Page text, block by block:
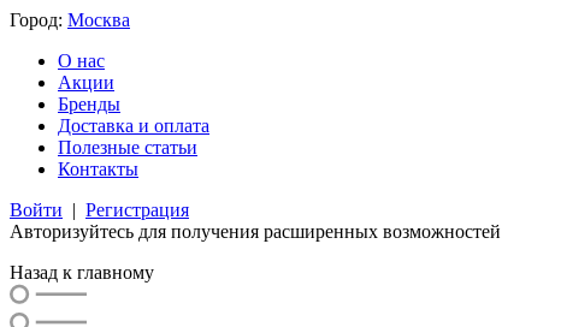
Город: Москва
О нас
Акции
Бренды
Доставка и оплата
Полезные статьи
Контакты
Войти | Регистрация
Авторизуйтесь для получения расширенных возможностей
Назад к главному